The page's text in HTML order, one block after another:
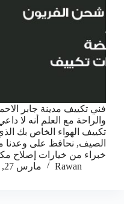
فني تكييف مدينة جابر
والراحة مع العلم أنه لا
تكييف الهواء الخاص بك
الصيف, نحافظ على
خبراء من خيارات إصلاح
Rawan
مارس 27, 2021